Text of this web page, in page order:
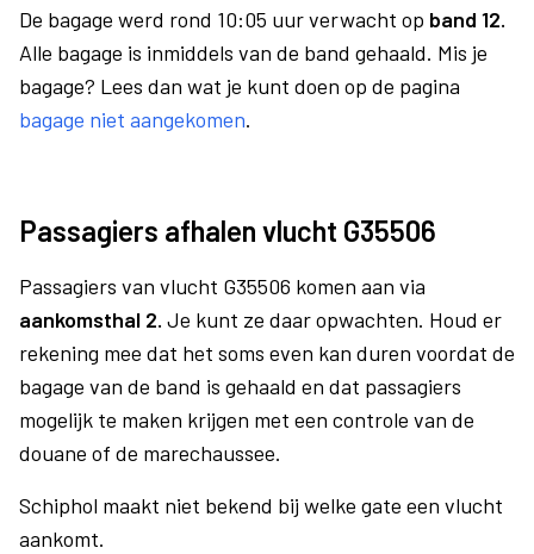
De bagage werd rond 10:05 uur verwacht op band 12.
Alle bagage is inmiddels van de band gehaald. Mis je
bagage? Lees dan wat je kunt doen op de pagina
bagage niet aangekomen.
Passagiers afhalen vlucht G35506
Passagiers van vlucht G35506 komen aan via
aankomsthal 2. Je kunt ze daar opwachten. Houd er
rekening mee dat het soms even kan duren voordat de
bagage van de band is gehaald en dat passagiers
mogelijk te maken krijgen met een controle van de
douane of de marechaussee.
Schiphol maakt niet bekend bij welke gate een vlucht
aankomt.